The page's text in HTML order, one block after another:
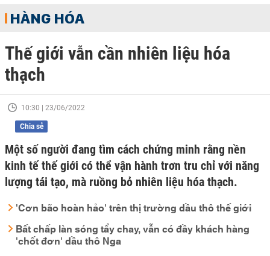
HÀNG HÓA
Thế giới vẫn cần nhiên liệu hóa
thạch
10:30 | 23/06/2022
Chia sẻ
Một số người đang tìm cách chứng minh rằng nền
kinh tế thế giới có thể vận hành trơn tru chỉ với năng
lượng tái tạo, mà ruồng bỏ nhiên liệu hóa thạch.
'Cơn bão hoàn hảo' trên thị trường dầu thô thế giới
Bất chấp làn sóng tẩy chay, vẫn có đầy khách hàng
'chốt đơn' dầu thô Nga